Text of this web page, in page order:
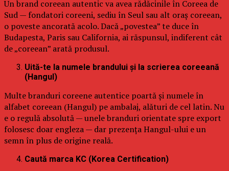
Un brand coreean autentic va avea rădăcinile în Coreea de
Sud — fondatori coreeni, sediu în Seul sau alt oraș coreean,
o poveste ancorată acolo. Dacă „povestea” te duce în
Budapesta, Paris sau California, ai răspunsul, indiferent cât
de „coreean” arată produsul.
Uită-te la numele brandului și la scrierea coreeană
(Hangul)
Multe branduri coreene autentice poartă și numele în
alfabet coreean (Hangul) pe ambalaj, alături de cel latin. Nu
e o regulă absolută — unele branduri orientate spre export
folosesc doar engleza — dar prezența Hangul-ului e un
semn în plus de origine reală.
Caută marca KC (Korea Certification)